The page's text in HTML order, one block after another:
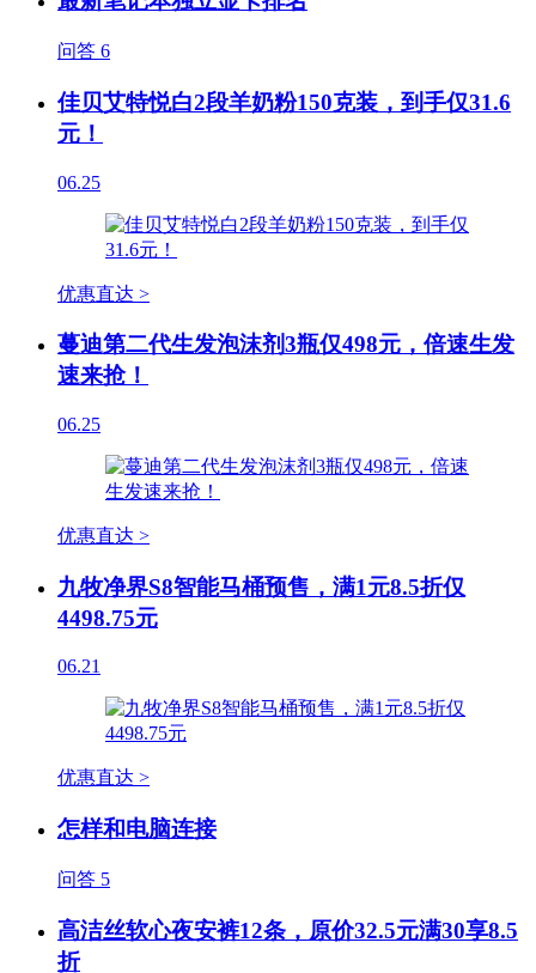
问答 6
佳贝艾特悦白2段羊奶粉150克装，到手仅31.6
元！
06.25
优惠直达 >
蔓迪第二代生发泡沫剂3瓶仅498元，倍速生发
速来抢！
06.25
优惠直达 >
九牧净界S8智能马桶预售，满1元8.5折仅
4498.75元
06.21
优惠直达 >
怎样和电脑连接
问答 5
高洁丝软心夜安裤12条，原价32.5元满30享8.5
折